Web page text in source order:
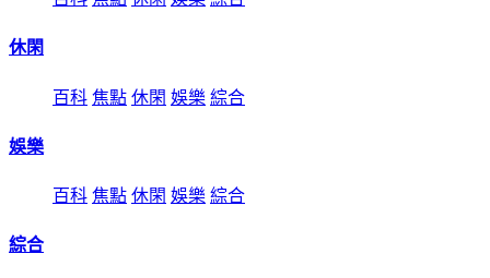
休閑
百科 焦點 休閑 娛樂 綜合
娛樂
百科 焦點 休閑 娛樂 綜合
綜合